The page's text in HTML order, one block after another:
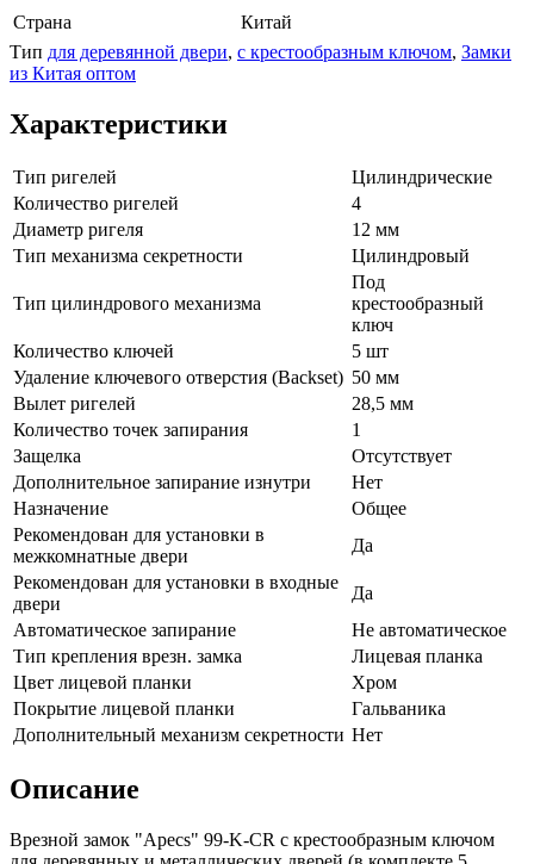
Страна
Китай
Тип для деревянной двери, с крестообразным ключом, Замки
из Китая оптом
Характеристики
Тип ригелей
Цилиндрические
Количество ригелей
4
Диаметр ригеля
12 мм
Тип механизма секретности
Цилиндровый
Тип цилиндрового механизма
Под
крестообразный
ключ
Количество ключей
5 шт
Удаление ключевого отверстия (Backset) 50 мм
Вылет ригелей
28,5 мм
Количество точек запирания
1
Защелка
Отсутствует
Дополнительное запирание изнутри
Нет
Назначение
Общее
Рекомендован для установки в
межкомнатные двери
Да
Рекомендован для установки в входные
двери
Да
Автоматическое запирание
Не автоматическое
Тип крепления врезн. замка
Лицевая планка
Цвет лицевой планки
Хром
Покрытие лицевой планки
Гальваника
Дополнительный механизм секретности Нет
Описание
Врезной замок "Apecs" 99-K-CR с крестообразным ключом